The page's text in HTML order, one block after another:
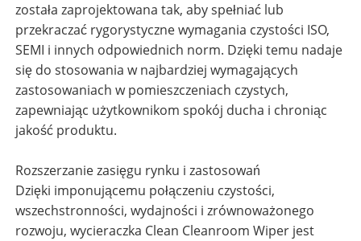
została zaprojektowana tak, aby spełniać lub
przekraczać rygorystyczne wymagania czystości ISO,
SEMI i innych odpowiednich norm. Dzięki temu nadaje
się do stosowania w najbardziej wymagających
zastosowaniach w pomieszczeniach czystych,
zapewniając użytkownikom spokój ducha i chroniąc
jakość produktu.
Rozszerzanie zasięgu rynku i zastosowań
Dzięki imponującemu połączeniu czystości,
wszechstronności, wydajności i zrównoważonego
rozwoju, wycieraczka Clean Cleanroom Wiper jest